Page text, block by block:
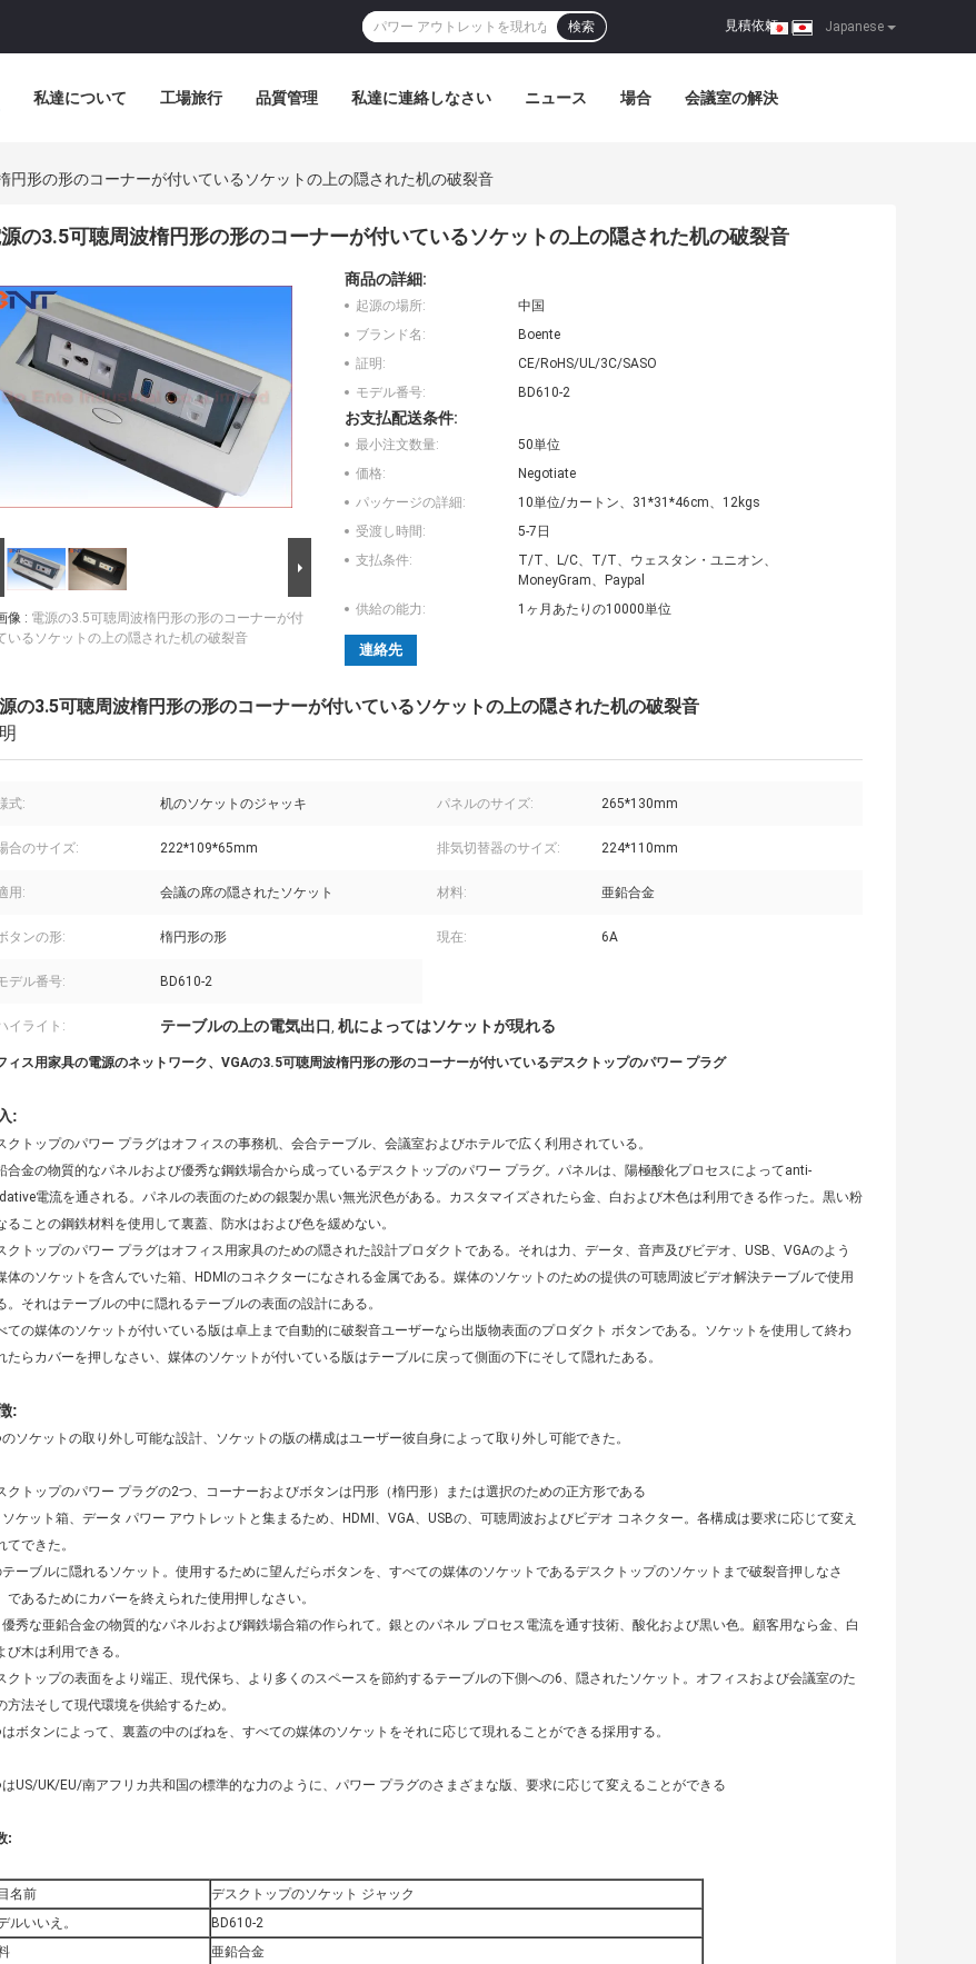
Japanese
見積依頼 |
検索
私達について 工場旅行 品質管理 私達に連絡しなさい ニュース 場合 会議室の解決
円形の形のコーナーが付いているソケットの上の隠された机の破裂音
の3.5可聴周波楕円形の形のコーナーが付いているソケットの上の隠された机の破裂音
像 : 電源の3.5可聴周波楕円形の形のコーナーが付
いるソケットの上の隠された机の破裂音
商品の詳細:
起源の場所:
中国
ブランド名:
Boente
証明:
CE/RoHS/UL/3C/SASO
モデル番号:
BD610-2
お支払配送条件:
最小注文数量:
50単位
価格:
Negotiate
パッケージの詳細:
10単位/カートン、31*31*46cm、12kgs
受渡し時間:
5-7日
支払条件:
T/T、L/C、T/T、ウェスタン・ユニオン、
MoneyGram、Paypal
供給の能力:
1ヶ月あたりの10000単位
連絡先
の3.5可聴周波楕円形の形のコーナーが付いているソケットの上の隠された机の破裂音
式: 机のソケットのジャッキ パネルのサイズ: 265*130mm
合のサイズ: 222*109*65mm 排気切替器のサイズ: 224*110mm
用: 会議の席の隠されたソケット 材料: 亜鉛合金
タンの形: 楕円形の形 現在: 6A
デル番号: BD610-2
イライト: テーブルの上の電気出口, 机によってはソケットが現れる
ィス用家具の電源のネットワーク、VGAの3.5可聴周波楕円形の形のコーナーが付いているデスクトップのパワー プラグ
:
クトップのパワー プラグはオフィスの事務机、会合テーブル、会議室およびホテルで広く利用されている。
合金の物質的なパネルおよび優秀な鋼鉄場合から成っているデスクトップのパワー プラグ。パネルは、陽極酸化プロセスによってanti-
電流を通される。パネルの表面のための銀製か黒い無光沢色がある。カスタマイズされたら金、白および木色は利用できる作った。黒い粉
ることの鋼鉄材料を使用して裏蓋、防水はおよび色を緩めない。
クトップのパワー プラグはオフィス用家具のための隠された設計プロダクトである。それは力、データ、音声及びビデオ、USB、VGAのよう
体のソケットを含んでいた箱、HDMIのコネクターになされる金属である。媒体のソケットのための提供の可聴周波ビデオ解決テーブルで使用
。それはテーブルの中に隠れるテーブルの表面の設計にある。
ての媒体のソケットが付いている版は卓上まで自動的に破裂音ユーザーなら出版物表面のプロダクト ボタンである。ソケットを使用して終わ
たらカバーを押しなさい、媒体のソケットが付いている版はテーブルに戻って側面の下にそして隠れたある。
:
のソケットの取り外し可能な設計、ソケットの版の構成はユーザー彼自身によって取り外し可能できた。
クトップのパワー プラグの2つ、コーナーおよびボタンは円形（楕円形）または選択のための正方形である
ソケット箱、データ パワー アウトレットと集まるため、HDMI、VGA、USBの、可聴周波およびビデオ コネクター。各構成は要求に応じて変え
てできた。
テーブルに隠れるソケット。使用するために望んだらボタンを、すべての媒体のソケットであるデスクトップのソケットまで破裂音押しなさ
であるためにカバーを終えられた使用押しなさい。
秀な亜鉛合金の物質的なパネルおよび鋼鉄場合箱の作られて。銀とのパネル プロセス電流を通す技術、酸化および黒い色。顧客用なら金、白
び木は利用できる。
クトップの表面をより端正、現代保ち、より多くのスペースを節約するテーブルの下側への6、隠されたソケット。オフィスおよび会議室のた
方法そして現代環境を供給するため。
ボタンによって、裏蓋の中のばねを、すべての媒体のソケットをそれに応じて現れることができる採用する。
はUS/UK/EU/南アフリカ共和国の標準的な力のように、パワー プラグのさまざまな版、要求に応じて変えることができる
:
名前
デスクトップのソケット ジャック
ルいいえ。
BD610-2
亜鉛合金